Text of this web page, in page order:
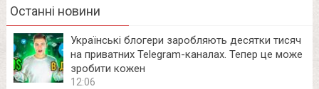
Останні новини
Українські блогери заробляють десятки тисяч
на приватних Telegram-каналах. Тепер це може
зробити кожен
12:06